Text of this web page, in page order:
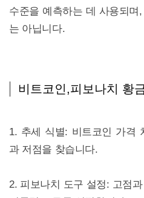
수준을 예측하는 데 사용되며
는 아닙니다.
비트코인,피보나치 황
1. 추세 식별: 비트코인 가격
과 저점을 찾습니다.
2. 피보나치 도구 설정: 고점